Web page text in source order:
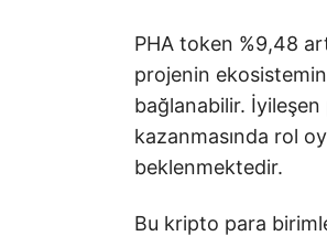
PHA token %9,48
projenin
bağlanabilir. İyileşen
kazanmasında rol
beklenmektedir.
Bu kripto para